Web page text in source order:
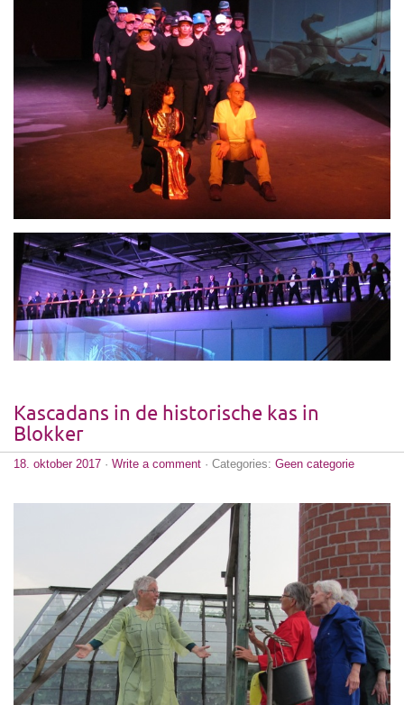
Kascadans in de historische kas in
Blokker
18. oktober 2017 · Write a comment · Categories: Geen categorie